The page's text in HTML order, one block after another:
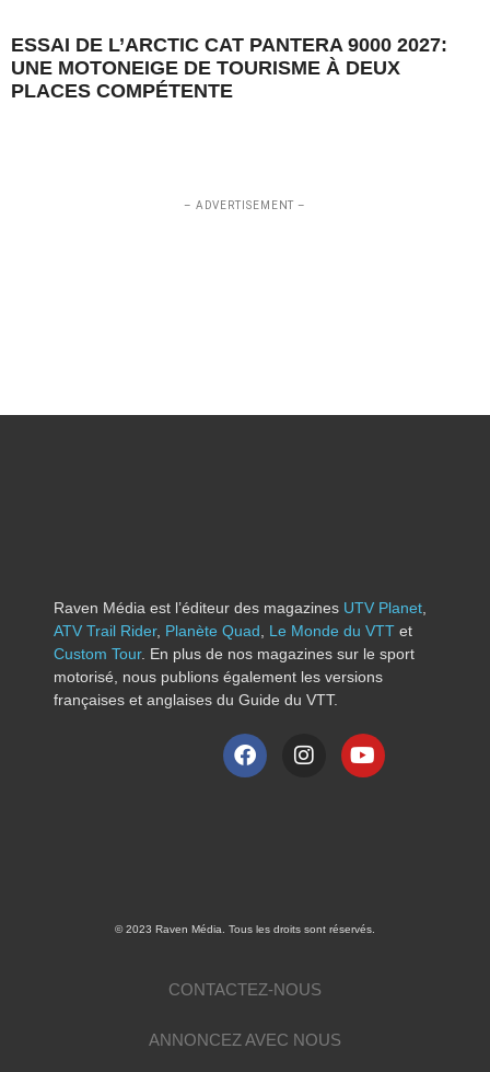
ESSAI DE L’ARCTIC CAT PANTERA 9000 2027:
UNE MOTONEIGE DE TOURISME À DEUX
PLACES COMPÉTENTE
– ADVERTISEMENT –
Raven Média est l’éditeur des magazines UTV Planet
ATV Trail Rider, Planète Quad Le Monde du VTT et
Custom Tour. En plus de nos magazines sur le sport
motorisé, nous publions également les versions
françaises et anglaises du Guide du VTT.
© 2023 Raven Média. Tous les droits sont réservés.
CONTACTEZ-NOUS
ANNONCEZ AVEC NOUS